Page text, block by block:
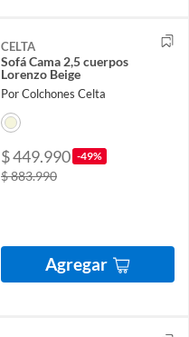
CELTA
Sofá Cama 2,5 cuerpos
Lorenzo Beige
Por Colchones Celta
$ 449.990 -49%
$ 883.990
Agregar